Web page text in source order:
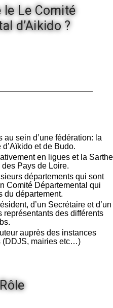
le Le Comité
d’Aikido ?
au sein d’une fédération: la
et de Budo.
en ligues et la Sarthe
Pays de Loire.
départements qui sont
Comité Départemental qui
du département.
d’un Secrétaire et d’un
représentants des différents
auprès des instances
(DDJS, mairies etc…)